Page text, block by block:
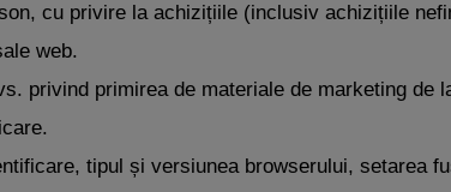
cu privire la achizițiile (inclusiv achizițiile
web.
privind primirea de materiale de marketing de
tipul și versiunea browserului, setarea